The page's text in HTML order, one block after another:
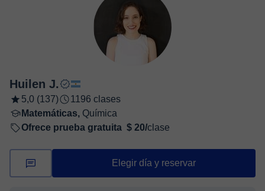
Huilen J.
5,0 (137)
1196 clases
Matemáticas, Química
Ofrece prueba gratuita $ 20/clase
Elegir día y reservar